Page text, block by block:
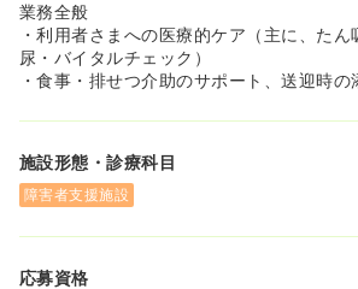
業務全般
・利用者さまへの医療的ケア（主に、た
尿・バイタルチェック）
・食事・排せつ介助のサポート、送迎時の
施設形態・診療科目
障害者支援施設
応募資格